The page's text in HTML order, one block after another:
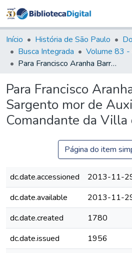
&
Coleções
Tudo na
Biblioteca
Início História de São Paulo
Busca Integrada
Para Francisco Aranha Barreto, Sargento mor de Auxiliares e Comandante da Villa de Santos
Para Francisco
Sargento mor de
Comandante da Villa
Página do item
dc.date.accessioned
2013-11-
dc.date.available
2013-11-
dc.date.created
1780
dc.date.issued
1956